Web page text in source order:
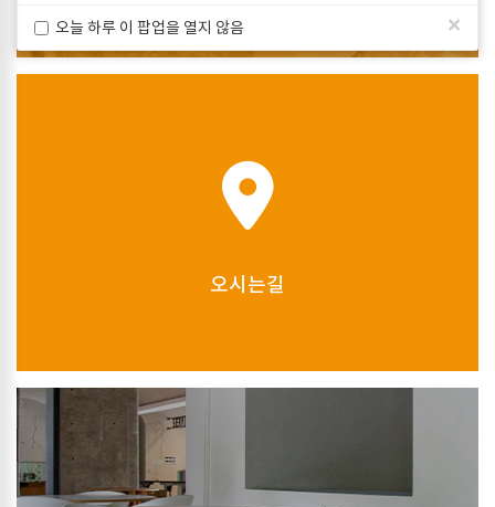
오늘 하루 이 팝업을 열지 않음 ×
쇼룸
오시는길